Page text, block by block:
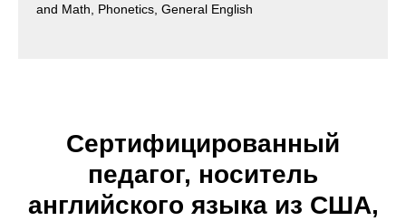
and Math, Phonetics, General English
Сертифицированный
педагог, носитель
английского языка из США,